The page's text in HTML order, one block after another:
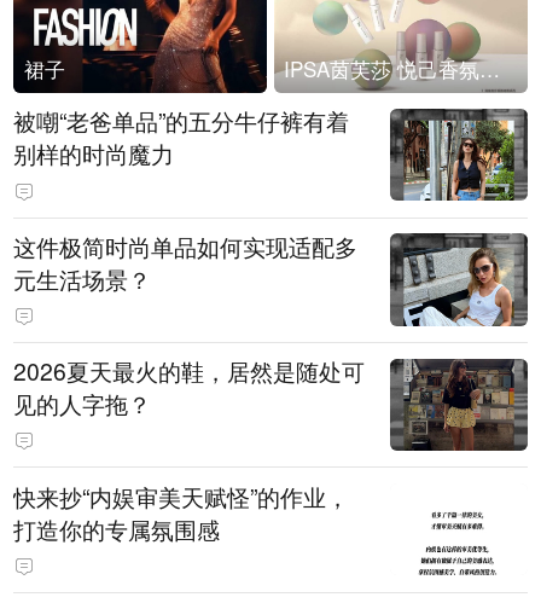
裙子 IPSA茵芙莎 悦己香氛凝露上市
被嘲“老爸单品”的五分牛仔裤有着
别样的时尚魔力
这件极简时尚单品如何实现适配多
元生活场景？
2026夏天最火的鞋，居然是随处可
见的人字拖？
快来抄“内娱审美天赋怪”的作业，
打造你的专属氛围感